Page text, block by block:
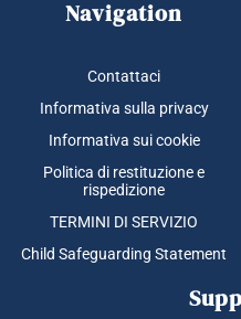
Navigation
Contattaci
Informativa sulla privacy
Informativa sui cookie
Politica di restituzione e
rispedizione
TERMINI DI SERVIZIO
Child Safeguarding Statement